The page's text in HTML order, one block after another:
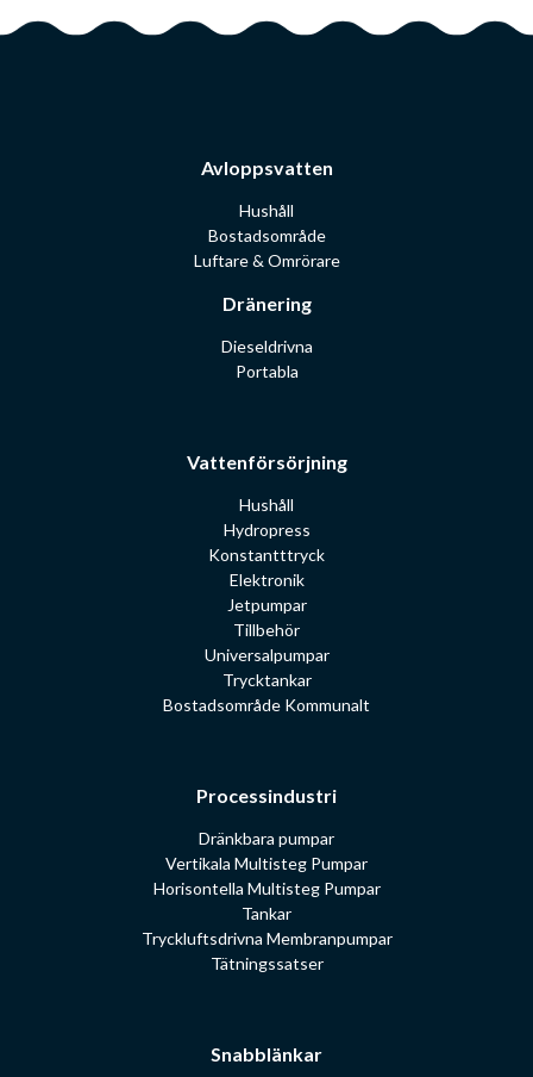
Avloppsvatten
Hushåll
Bostadsområde
Luftare & Omrörare
Dränering
Dieseldrivna
Portabla
Vattenförsörjning
Hushåll
Hydropress
Konstantttryck
Elektronik
Jetpumpar
Tillbehör
Universalpumpar
Trycktankar
Bostadsområde Kommunalt
Processindustri
Dränkbara pumpar
Vertikala Multisteg Pumpar
Horisontella Multisteg Pumpar
Tankar
Tryckluftsdrivna Membranpumpar
Tätningssatser
Snabblänkar